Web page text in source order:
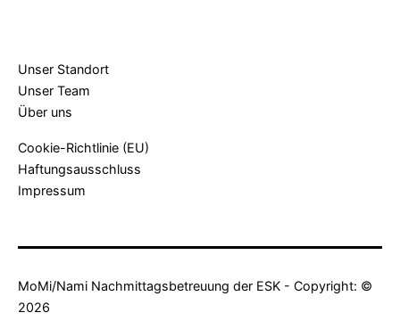
Unser Standort
Unser Team
Über uns
Cookie-Richtlinie (EU)
Haftungsausschluss
Impressum
MoMi/Nami Nachmittagsbetreuung der ESK - Copyright: ©
2026